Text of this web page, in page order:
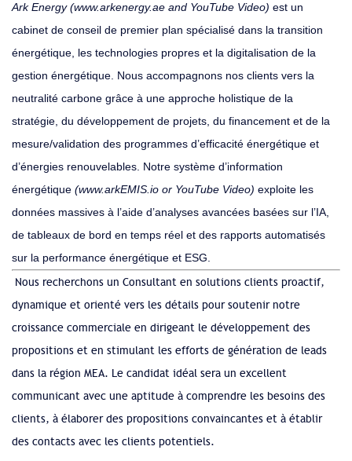
Ark Energy (www.arkenergy.ae and YouTube Video) est un
cabinet de conseil de premier plan spécialisé dans la transition
énergétique, les technologies propres et la digitalisation de la
gestion énergétique. Nous accompagnons nos clients vers la
neutralité carbone grâce à une approche holistique de la
stratégie, du développement de projets, du financement et de la
mesure/validation des programmes d’efficacité énergétique et
d’énergies renouvelables. Notre système d’information
énergétique (www.arkEMIS.io or YouTube Video) exploite les
données massives à l’aide d’analyses avancées basées sur l’IA,
de tableaux de bord en temps réel et des rapports automatisés
sur la performance énergétique et ESG.
Nous recherchons un Consultant en solutions clients proactif,
dynamique et orienté vers les détails pour soutenir notre
croissance commerciale en dirigeant le développement des
propositions et en stimulant les efforts de génération de leads
dans la région MEA. Le candidat idéal sera un excellent
communicant avec une aptitude à comprendre les besoins des
clients, à élaborer des propositions convaincantes et à établir
des contacts avec les clients potentiels.